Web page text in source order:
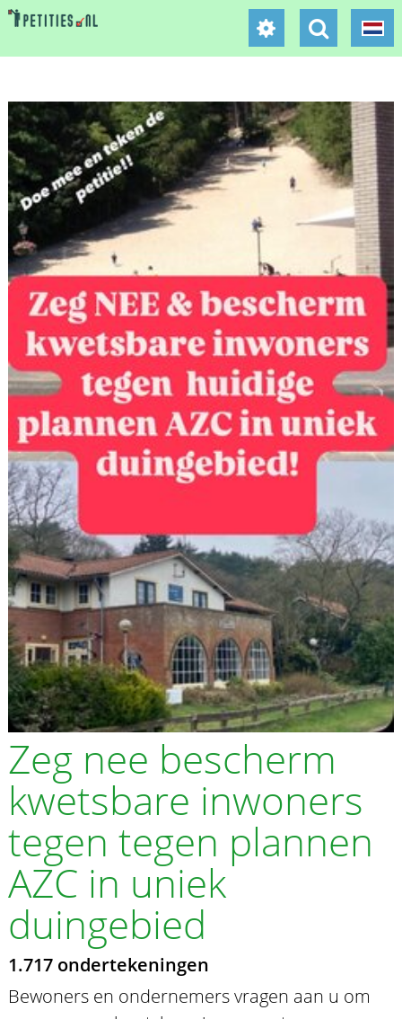
Zeg nee bescherm
kwetsbare inwoners
tegen tegen plannen
AZC in uniek
duingebied
1.717 ondertekeningen
Bewoners en ondernemers vragen aan u om